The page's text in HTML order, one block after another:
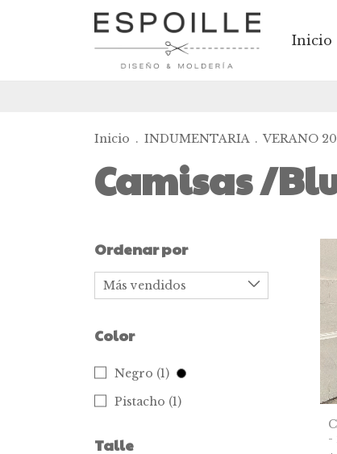
Inicio
Inicio . INDUMENTARIA . VERANO
Camisas /
Ordenar por
Color
Negro (1)
Pistacho (1)
Talle
-